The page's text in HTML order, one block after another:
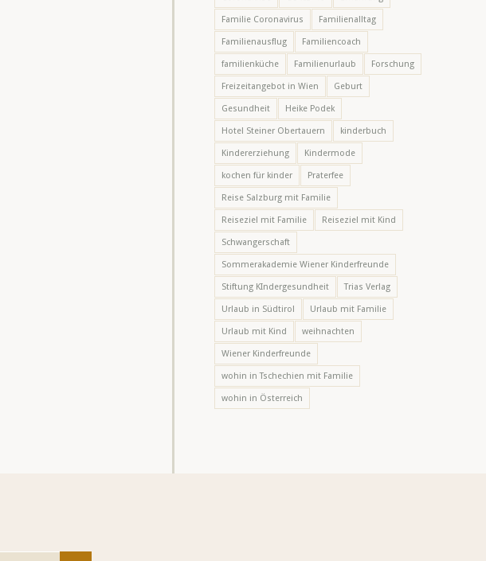
Familie Coronavirus Familienalltag
Familienausflug Familiencoach
familienküche Familienurlaub Forschung
Freizeitangebot in Wien Geburt
Gesundheit Heike Podek
Hotel Steiner Obertauern kinderbuch
Kindererziehung Kindermode
kochen für kinder Praterfee
Reise Salzburg mit Familie
Reiseziel mit Familie Reiseziel mit Kind
Schwangerschaft
Sommerakademie Wiener Kinderfreunde
Stiftung KIndergesundheit Trias Verlag
Urlaub in Südtirol Urlaub mit Familie
Urlaub mit Kind weihnachten
Wiener Kinderfreunde
wohin in Tschechien mit Familie
wohin in Österreich